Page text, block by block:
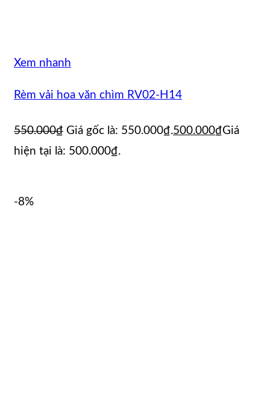
Xem nhanh
Rèm vải hoa văn chìm RV02-H14
550.000₫ Giá gốc là: 550.000₫.500.000₫Giá
hiện tại là: 500.000₫.
-8%